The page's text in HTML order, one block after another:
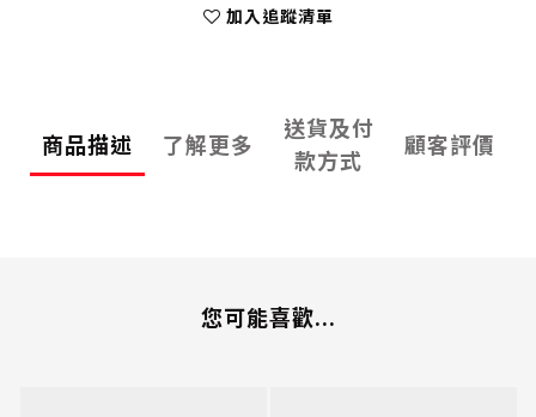
加入追蹤清單
商品描述 了解更多
送貨及付
款方式
顧客評價
您可能喜歡...